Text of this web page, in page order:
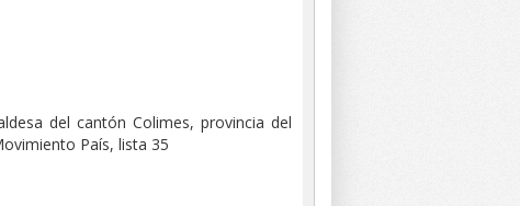
del cantón Colimes, provincia del
País, lista 35